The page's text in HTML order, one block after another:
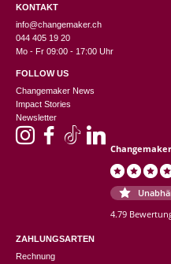
KONTAKT
info@changemaker.ch
044 405 19 20
Mo - Fr 09:00 - 17:00 Uhr
FOLLOW US
Changemaker News
Impact Stories
Newsletter
Changemaker
4.79
ZAHLUNGSARTEN
Rechnung